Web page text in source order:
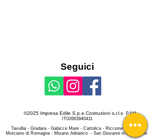
Seguici
©2025 Impresa Edile S.p.e.Costruzioni s.r.l.s
P.IVA
IT02683940411
Tavullia - Gradara - Gabicce Mare - Cattolica - Riccione - Rimini -
Morciano di Romagna - Misano Adriatico - San Giovanni in Marignano